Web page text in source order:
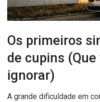
Os primeiros
de cupins
ignorar)
A grande dificuldade em